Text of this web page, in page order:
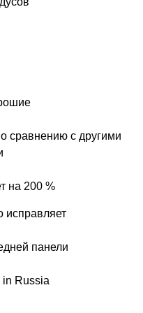
сравнению с другими
на 200 %
исправляет
панели
in Russia